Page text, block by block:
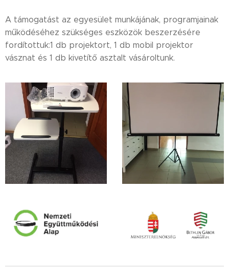
A támogatást az egyesület munkájának, programjainak
működéséhez szükséges eszközök beszerzésére
fordítottuk:1 db projektort, 1 db mobil projektor
vásznat és 1 db kivetítő asztalt vásároltunk.